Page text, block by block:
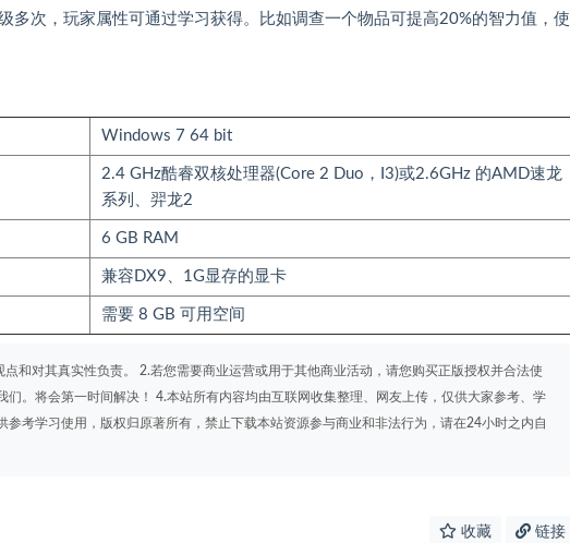
多次，玩家属性可通过学习获得。比如调查一个物品可提高20%的智力值，使
Windows 7 64 bit
2.4 GHz酷睿双核处理器(Core 2 Duo，I3)或2.6GHz 的AMD速龙
系列、羿龙2
6 GB RAM
兼容DX9、1G显存的显卡
需要 8 GB 可用空间
和对其真实性负责。 2.若您需要商业运营或用于其他商业活动，请您购买正版授权并合法使
。将会第一时间解决！ 4.本站所有内容均由互联网收集整理、网友上传，仅供大家参考、学
考学习使用，版权归原著所有，禁止下载本站资源参与商业和非法行为，请在24小时之内自
收藏 链接